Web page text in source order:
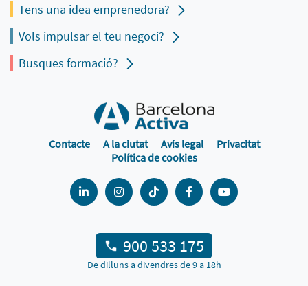
Tens una idea emprenedora?
Vols impulsar el teu negoci?
Busques formació?
Contacte A la ciutat Avís legal
Privacitat
Política de cookies
900 533 175
De dilluns a divendres de 9 a 18h